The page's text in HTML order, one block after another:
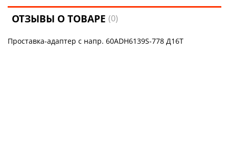
ОТЗЫВЫ О ТОВАРЕ(0)
Проставка-адаптер с напр. 60ADH6139S-778 Д16Т